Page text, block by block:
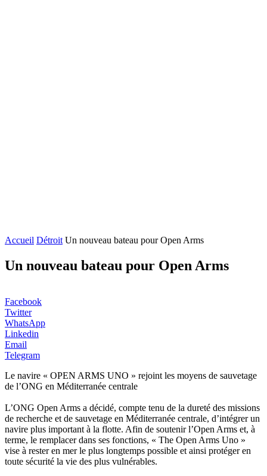
Accueil Détroit Un nouveau bateau pour Open Arms
Un nouveau bateau pour Open Arms
Facebook
Twitter
WhatsApp
Linkedin
Email
Telegram
Le navire « OPEN ARMS UNO » rejoint les moyens de sauvetage
de l’ONG en Méditerranée centrale
L’ONG Open Arms a décidé, compte tenu de la dureté des missions
de recherche et de sauvetage en Méditerranée centrale, d’intégrer un
navire plus important à la flotte. Afin de soutenir l’Open Arms et, à
terme, le remplacer dans ses fonctions, « The Open Arms Uno »
vise à rester en mer le plus longtemps possible et ainsi protéger en
toute sécurité la vie des plus vulnérables.